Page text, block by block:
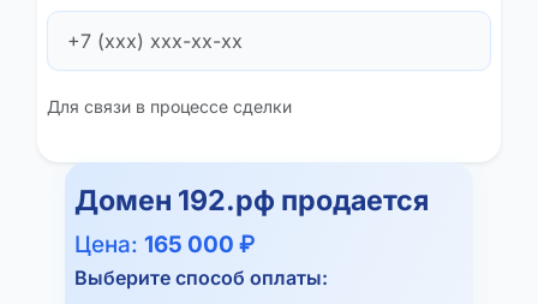
Для связи в процессе сделки
Домен 192.рф продается
Цена: 165 000 ₽
Выберите способ оплаты: